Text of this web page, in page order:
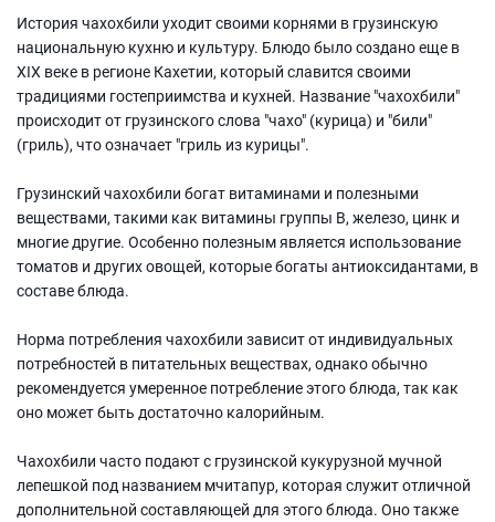
История чахохбили уходит своими корнями в грузинскую
национальную кухню и культуру. Блюдо было создано еще в
XIX веке в регионе Кахетии, который славится своими
традициями гостеприимства и кухней. Название "чахохбили"
происходит от грузинского слова "чахо" (курица) и "били"
(гриль), что означает "гриль из курицы".
Грузинский чахохбили богат витаминами и полезными
веществами, такими как витамины группы B, железо, цинк и
многие другие. Особенно полезным является использование
томатов и других овощей, которые богаты антиоксидантами, в
составе блюда.
Норма потребления чахохбили зависит от индивидуальных
потребностей в питательных веществах, однако обычно
рекомендуется умеренное потребление этого блюда, так как
оно может быть достаточно калорийным.
Чахохбили часто подают с грузинской кукурузной мучной
лепешкой под названием мчитапур, которая служит отличной
дополнительной составляющей для этого блюда. Оно также